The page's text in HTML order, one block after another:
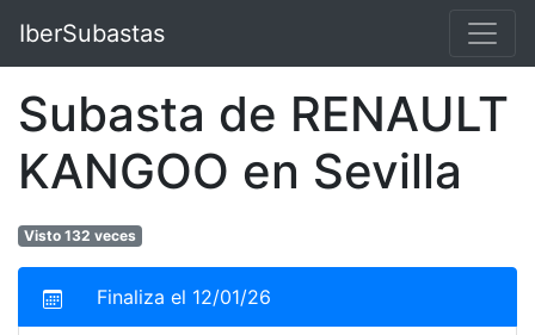
IberSubastas
Subasta de RENAULT
KANGOO en Sevilla
Visto 132 veces
Finaliza el 12/01/26